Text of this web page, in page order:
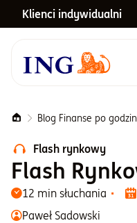
Klienci indywidualni
Menu główne
Notowania
Emerytura
Inwestycje
Blog Finanse po
Flash rynkowy
Flash
12 min słuchania
Paweł Sadowski